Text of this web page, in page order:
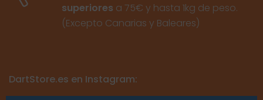
superiores a 75€ y hasta 1kg de peso.
(Excepto Canarias y Baleares)
DartStore.es en Instagram: